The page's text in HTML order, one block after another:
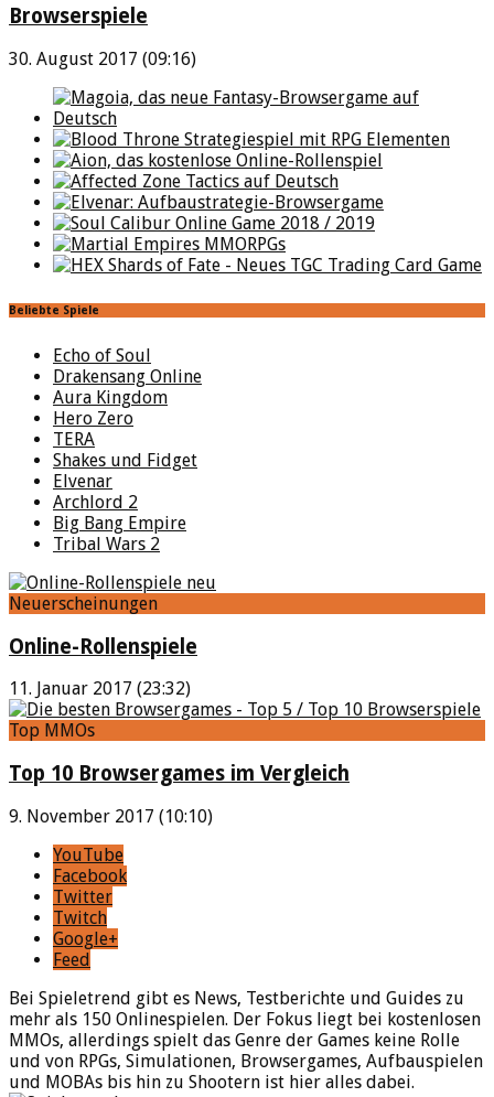
Browserspiele
30. August 2017 (09:16)
Beliebte Spiele
Echo of Soul
Drakensang Online
Aura Kingdom
Hero Zero
TERA
Shakes und Fidget
Elvenar
Archlord 2
Big Bang Empire
Tribal Wars 2
Neuerscheinungen
Online-Rollenspiele
11. Januar 2017 (23:32)
Top MMOs
Top 10 Browsergames im Vergleich
9. November 2017 (10:10)
YouTube
Facebook
Twitter
Twitch
Google+
Feed
Bei Spieletrend gibt es News, Testberichte und Guides zu
mehr als 150 Onlinespielen. Der Fokus liegt bei kostenlosen
MMOs, allerdings spielt das Genre der Games keine Rolle
und von RPGs, Simulationen, Browsergames, Aufbauspielen
und MOBAs bis hin zu Shootern ist hier alles dabei.